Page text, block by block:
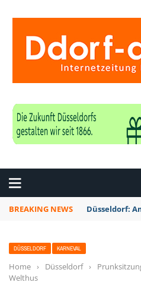
BREAKING NEWS Düsseldorf
DÜSSELDORF KARNEVAL
Home › Düsseldorf ›
Welthus